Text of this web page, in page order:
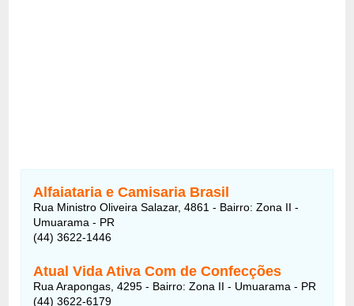
Alfaiataria e Camisaria Brasil
Rua Ministro Oliveira Salazar, 4861 - Bairro: Zona II -
Umuarama - PR
(44) 3622-1446
Atual Vida Ativa Com de Confecções
Rua Arapongas, 4295 - Bairro: Zona II - Umuarama - PR
(44) 3622-6179